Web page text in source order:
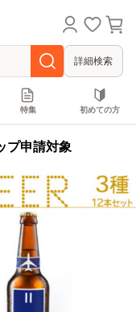
詳細検索
特集 初めての方
プ申請対象